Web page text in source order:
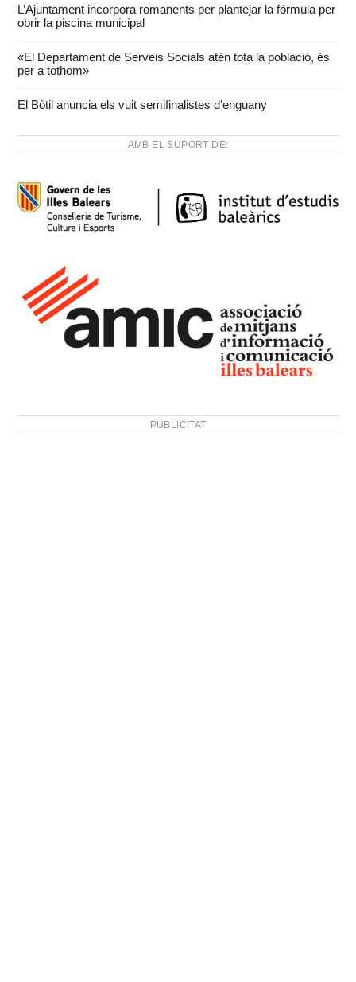
L’Ajuntament incorpora romanents per plantejar la fórmula per
obrir la piscina municipal
«El Departament de Serveis Socials atén tota la població, és
per a tothom»
El Bòtil anuncia els vuit semifinalistes d’enguany
AMB EL SUPORT DE:
PUBLICITAT